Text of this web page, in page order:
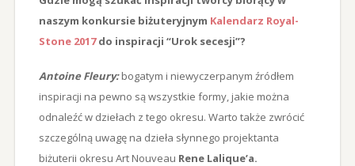
naszym konkursie biżuteryjnym Kalendarz Royal-
Stone 2017do inspiracji “Urok secesji”?
Antoine Fleury:bogatym i niewyczerpanym źródłem
inspiracji na pewno są wszystkie formy, jakie można
odnaleźć w dziełach z tego okresu. Warto także zwrócić
szczególną uwagę na dzieła słynnego projektanta
biżuterii okresu Art Nouveau Rene Lalique’a.